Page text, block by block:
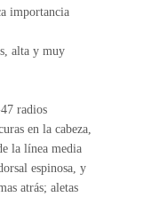
importancia
alta y muy
radios
en la cabeza,
la línea media
espinosa, y
atrás; aletas